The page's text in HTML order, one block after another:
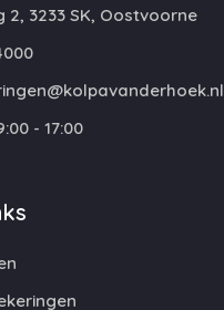
2, 3233 SK, Oostvoorne
- 17:00